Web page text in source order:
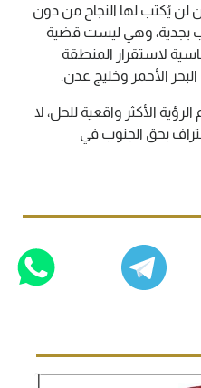
لن يُكتب لها النجاح من دون
بجدية، وهي ليست قضية
لاستقرار المنطقة
الأحمر وخليج عدن.
الأكثر واقعية للحل، لا
بحق الجنوب في